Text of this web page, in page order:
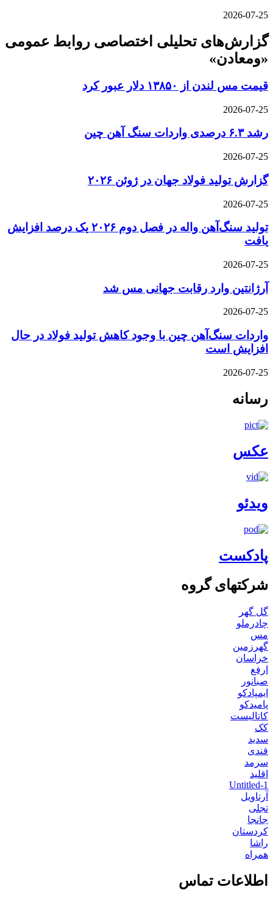
2026-07-25
گزارش‌های تحلیلی اختصاصی روابط عمومی
«ومعادن»
قیمت مس لندن از ۱۳۸۵۰ دلار عبور کرد
2026-07-25
رشد ۶.۳ درصدی واردات سنگ آهن چین
2026-07-25
گزارش تولید فولاد جهان در ژوئن ۲۰۲۶
2026-07-25
تولید سنگ‌آهن واله در فصل دوم ۲۰۲۶ یک درصد افزایش
یافت
2026-07-25
آرژانتین وارد رقابت جهانی مس شد
2026-07-25
واردات سنگ‌آهن چین با وجود کاهش تولید فولاد در حال
افزایش است
2026-07-25
رسانه
عکس
ویدئو
پادکست
شرکتهای گروه
گل گهر
چادرملو
مس
گهرزمین
خراسان
ارفع
صبانور
ایمپادکو
پامیدکو
کاتالیست
کک
سدید
قندی
سرمد
اقلید
Untitled-1
آرتاویل
تجلی
جانجا
کردستان
راشا
همراه
اطلاعات تماس